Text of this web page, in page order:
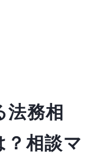
法務相
？相談マ